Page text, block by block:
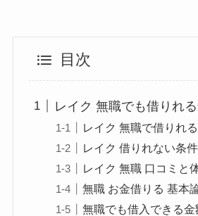
目次
レイク 無職でも借りれ
レイク 無職で借りれ
レイク 借りれない条
レイク 無職 口コミと
無職 お金借りる 基本
無職でも借入できる